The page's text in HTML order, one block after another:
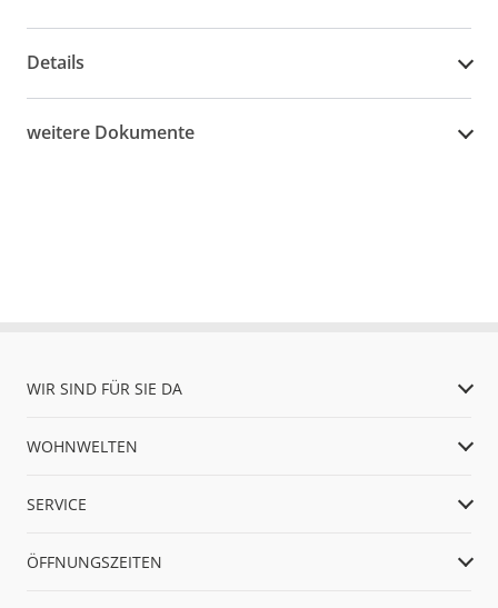
Details
weitere Dokumente
WIR SIND FÜR SIE DA
WOHNWELTEN
SERVICE
ÖFFNUNGSZEITEN